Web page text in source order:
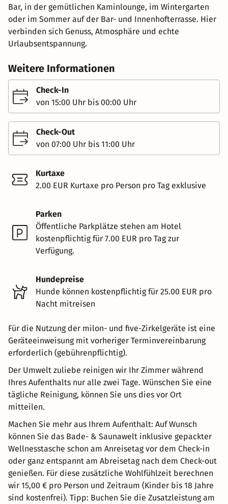
Bar, in der gemütlichen Kaminlounge, im Wintergarten
oder im Sommer auf der Bar- und Innenhofterrasse. Hier
verbinden sich Genuss, Atmosphäre und echte
Urlaubsentspannung.
Weitere Informationen
Check-In
von 15:00 Uhr bis 00:00 Uhr
Check-Out
von 07:00 Uhr bis 11:00 Uhr
Kurtaxe
2.00 EUR Kurtaxe pro Person pro Tag exklusive
Parken
Öffentliche Parkplätze stehen am Hotel
kostenpflichtig für 7.00 EUR pro Tag zur
Verfügung.
Hundepreise
Hunde können kostenpflichtig für 25.00 EUR pro
Nacht mitreisen
Für die Nutzung der milon- und five-Zirkelgeräte ist eine
Geräteeinweisung mit vorheriger Terminvereinbarung
erforderlich (gebührenpflichtig).
Der Umwelt zuliebe reinigen wir Ihr Zimmer während
Ihres Aufenthalts nur alle zwei Tage. Wünschen Sie eine
tägliche Reinigung, können Sie uns dies vor Ort
mitteilen.
Machen Sie mehr aus Ihrem Aufenthalt: Auf Wunsch
können Sie das Bade- & Saunawelt inklusive gepackter
Wellnesstasche schon am Anreisetag vor dem Check-in
oder ganz entspannt am Abreisetag nach dem Check-out
genießen. Für diese zusätzliche Wohlfühlzeit berechnen
wir 15,00 € pro Person und Zeitraum (Kinder bis 18 Jahre
sind kostenfrei). Tipp: Buchen Sie die Zusatzleistung am